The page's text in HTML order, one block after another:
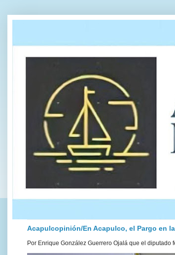
Acapulcopinión/En Acapulco, el Pargo en
Por Enrique González Guerrero Ojalá que el